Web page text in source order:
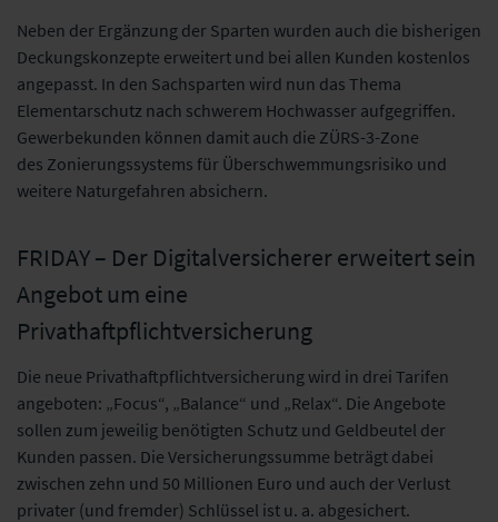
Neben der Ergänzung der Sparten wurden auch die bisherigen
Deckungskonzepte erweitert und bei allen Kunden kostenlos
angepasst. In den Sachsparten wird nun das Thema
Elementarschutz nach schwerem Hochwasser aufgegriffen.
Gewerbekunden können damit auch die ZÜRS-3-Zone
des Zonierungssystems für Überschwemmungsrisiko und
weitere Naturgefahren absichern.
FRIDAY – Der Digitalversicherer erweitert sein
Angebot um eine
Privathaftpflichtversicherung
Die neue Privathaftpflichtversicherung wird in drei Tarifen
angeboten: „Focus“, „Balance“ und „Relax“. Die Angebote
sollen zum jeweilig benötigten Schutz und Geldbeutel der
Kunden passen. Die Versicherungssumme beträgt dabei
zwischen zehn und 50 Millionen Euro und auch der Verlust
privater (und fremder) Schlüssel ist u. a. abgesichert.